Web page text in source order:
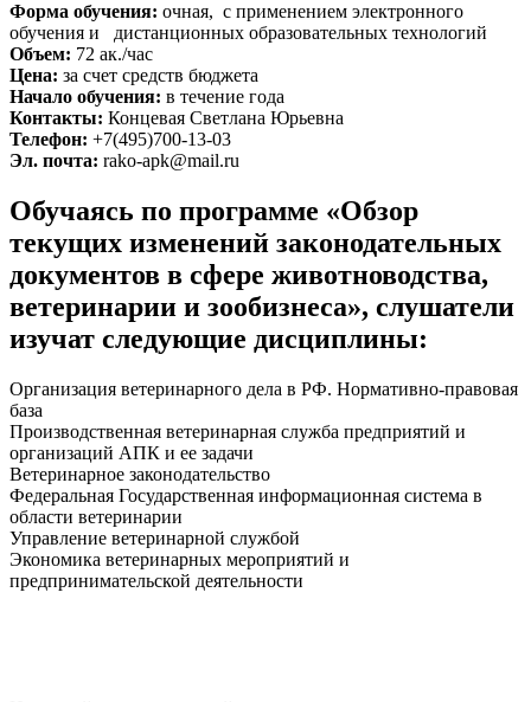
Форма обучения: очная, с применением электронного
обучения и дистанционных образовательных технологий
Объем: 72 ак./час
Цена: за счет средств бюджета
Начало обучения: в течение года
Контакты: Концевая Светлана Юрьевна
Телефон: +7(495)700-13-03
Эл. почта: rako-apk@mail.ru
Обучаясь по программе «Обзор
текущих изменений законодательных
документов в сфере животноводства,
ветеринарии и зообизнеса», слушатели
изучат следующие дисциплины:
Организация ветеринарного дела в РФ. Нормативно-правовая
база
Производственная ветеринарная служба предприятий и
организаций АПК и ее задачи
Ветеринарное законодательство
Федеральная Государственная информационная система в
области ветеринарии
Управление ветеринарной службой
Экономика ветеринарных мероприятий и
предпринимательской деятельности